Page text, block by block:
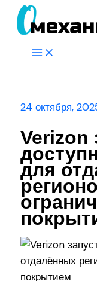
Перейти
Main
24 октября,
Verizon
для